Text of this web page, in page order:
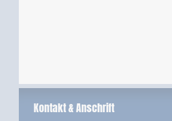
Kontakt & Anschrift